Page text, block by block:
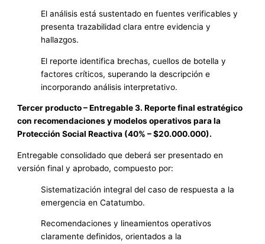
El análisis está sustentado en fuentes verificables y
presenta trazabilidad clara entre evidencia y
hallazgos.
El reporte identifica brechas, cuellos de botella y
factores críticos, superando la descripción e
incorporando análisis interpretativo.
Tercer producto – Entregable 3. Reporte final estratégico
con recomendaciones y modelos operativos para la
Protección Social Reactiva (40% – $20.000.000).
Entregable consolidado que deberá ser presentado en
versión final y aprobado, compuesto por:
Sistematización integral del caso de respuesta a la
emergencia en Catatumbo.
Recomendaciones y lineamientos operativos
claramente definidos, orientados a la